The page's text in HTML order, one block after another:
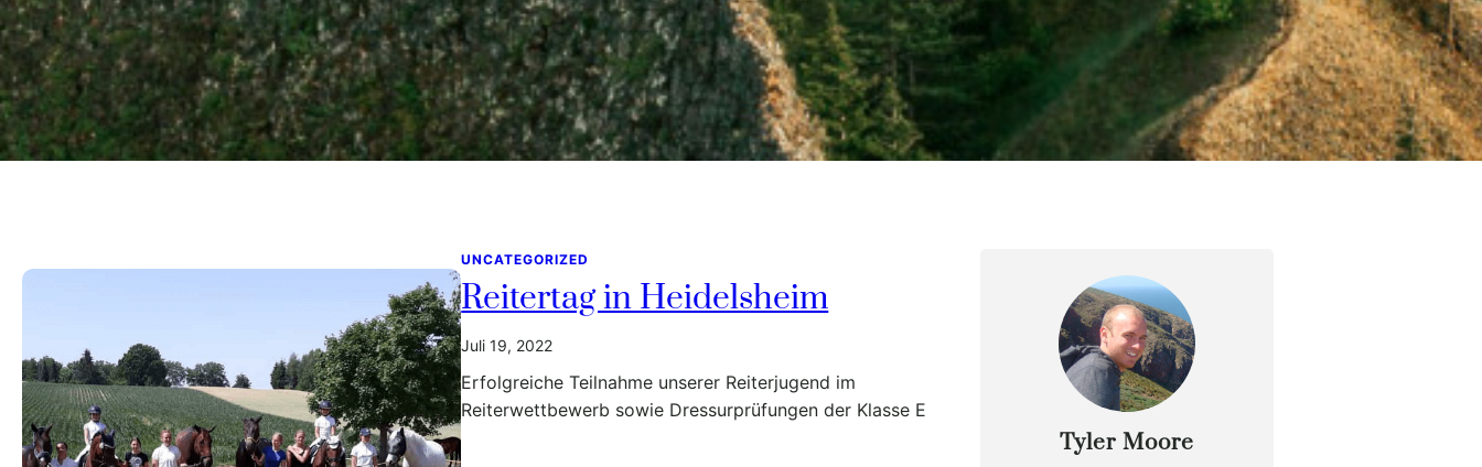
UNCATEGORIZED
Reitertag in Heidelsheim
Juli 19, 2022
Erfolgreiche Teilnahme unserer Reiterjugend im
Reiterwettbewerb sowie Dressurprüfungen der Klasse E
Tyler Moore